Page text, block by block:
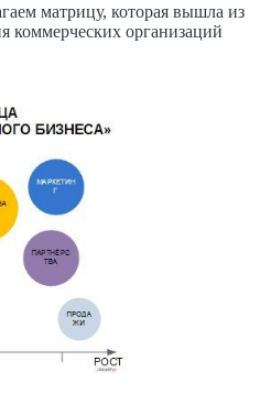
матрицу, которая вышла из
коммерческих организаций